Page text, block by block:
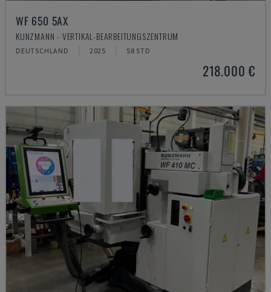
WF 650 5AX
KUNZMANN - VERTIKAL-BEARBEITUNGSZENTRUM
DEUTSCHLAND 2025 58 STD
218.000 €